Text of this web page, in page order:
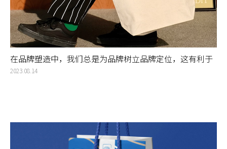
在品牌塑造中，我们总是为品牌树立品牌定位，这有利于
提出明确的品牌概念，进而进一步打造有影响力的品牌
2023.08.14